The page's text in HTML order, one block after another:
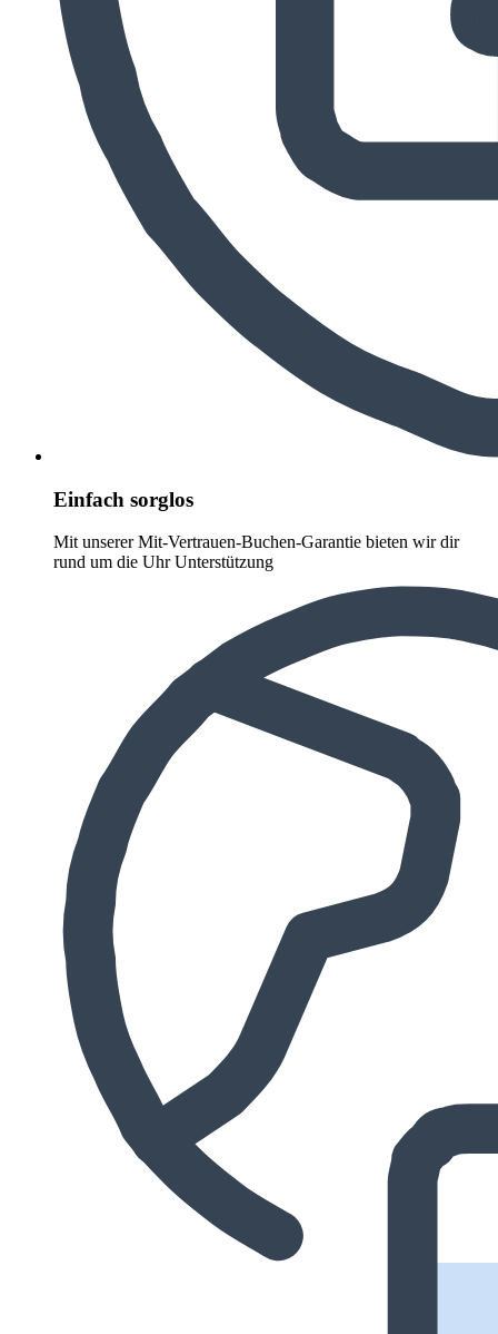
Einfach sorglos
Mit unserer Mit-Vertrauen-Buchen-Garantie bieten wir dir
rund um die Uhr Unterstützung